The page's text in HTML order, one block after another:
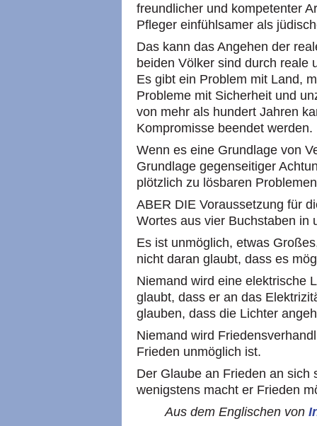
freundlicher und kompetenter
Pfleger einfühlsamer als
Das kann das Angehen der
beiden Völker sind durch reale
Es gibt ein Problem mit Land,
Probleme mit Sicherheit und
von mehr als hundert Jahren
Kompromisse beendet werden.
Wenn es eine Grundlage von
Grundlage gegenseitiger
plötzlich zu lösbaren
ABER DIE Voraussetzung für
Wortes aus vier Buchstaben in
Es ist unmöglich, etwas
nicht daran glaubt, dass es
Niemand wird eine elektrische
glaubt, dass er an das
glauben, dass die Lichter
Niemand wird
Frieden unmöglich ist.
Der Glaube an Frieden an sich
wenigstens macht er Frieden
Aus dem Englischen von